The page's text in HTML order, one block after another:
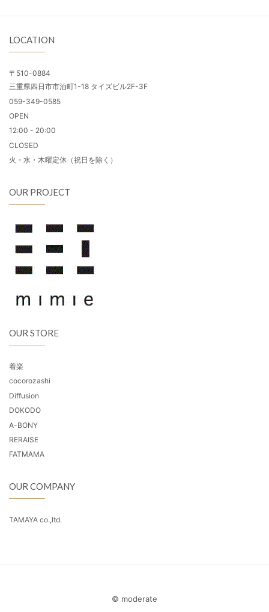
LOCATION
〒510-0884
三重県四日市市泊町1-18 タイズビル2F-3F
059-349-0585
OPEN
12:00 - 20:00
CLOSED
火・水・木曜定休（祝日を除く）
OUR PROJECT
OUR STORE
着楽
cocorozashi
Diffusion
DOKODO
A-BONY
RERAISE
FATMAMA
OUR COMPANY
TAMAYA co.,ltd.
© moderate